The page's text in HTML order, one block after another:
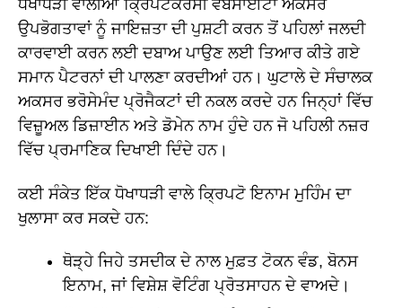
ਧੋਖਾਧੜੀ ਵਾਲੀਆਂ ਕ੍ਰਿਪਟੋਕਰੰਸੀ ਵੈੱਬਸਾਈਟਾਂ ਅਕਸਰ
ਉਪਭੋਗਤਾਵਾਂ ਨੂੰ ਜਾਇਜ਼ਤਾ ਦੀ ਪੁਸ਼ਟੀ ਕਰਨ ਤੋਂ ਪਹਿਲਾਂ ਜਲਦੀ
ਕਾਰਵਾਈ ਕਰਨ ਲਈ ਦਬਾਅ ਪਾਉਣ ਲਈ ਤਿਆਰ ਕੀਤੇ ਗਏ
ਸਮਾਨ ਪੈਟਰਨਾਂ ਦੀ ਪਾਲਣਾ ਕਰਦੀਆਂ ਹਨ। ਘੁਟਾਲੇ ਦੇ ਸੰਚਾਲਕ
ਅਕਸਰ ਭਰੋਸੇਮੰਦ ਪ੍ਰੋਜੈਕਟਾਂ ਦੀ ਨਕਲ ਕਰਦੇ ਹਨ ਜਿਨ੍ਹਾਂ ਵਿੱਚ
ਵਿਜ਼ੂਅਲ ਡਿਜ਼ਾਈਨ ਅਤੇ ਡੋਮੇਨ ਨਾਮ ਹੁੰਦੇ ਹਨ ਜੋ ਪਹਿਲੀ ਨਜ਼ਰ
ਵਿੱਚ ਪ੍ਰਮਾਣਿਕ ਦਿਖਾਈ ਦਿੰਦੇ ਹਨ।
ਕਈ ਸੰਕੇਤ ਇੱਕ ਧੋਖਾਧੜੀ ਵਾਲੇ ਕ੍ਰਿਪਟੋ ਇਨਾਮ ਮੁਹਿੰਮ ਦਾ
ਖੁਲਾਸਾ ਕਰ ਸਕਦੇ ਹਨ:
ਥੋੜ੍ਹੇ ਜਿਹੇ ਤਸਦੀਕ ਦੇ ਨਾਲ ਮੁਫ਼ਤ ਟੋਕਨ ਵੰਡ, ਬੋਨਸ
ਇਨਾਮ, ਜਾਂ ਵਿਸ਼ੇਸ਼ ਵੋਟਿੰਗ ਪ੍ਰੋਤਸਾਹਨ ਦੇ ਵਾਅਦੇ।